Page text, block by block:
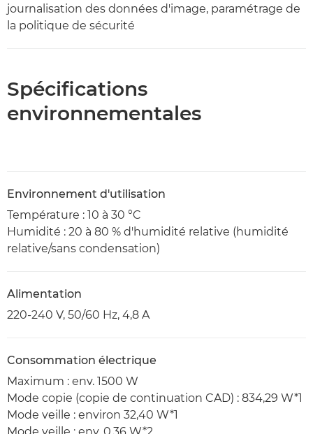
journalisation des données d'image, paramétrage de
la politique de sécurité
Spécifications
environnementales
Environnement d'utilisation
Température : 10 à 30 °C
Humidité : 20 à 80 % d'humidité relative (humidité
relative/sans condensation)
Alimentation
220-240 V, 50/60 Hz, 4,8 A
Consommation électrique
Maximum : env. 1500 W
Mode copie (copie de continuation CAD) : 834,29 W*1
Mode veille : environ 32,40 W*1